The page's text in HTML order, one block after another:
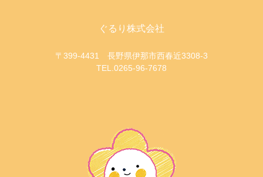
ぐるり株式会社
〒399-4431 長野県伊那市西春近3308-3
TEL.0265-96-7678